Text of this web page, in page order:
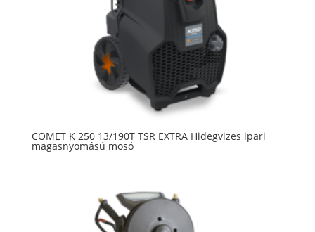
COMET K 250 13/190T TSR EXTRA Hidegvizes ipari
magasnyomású mosó